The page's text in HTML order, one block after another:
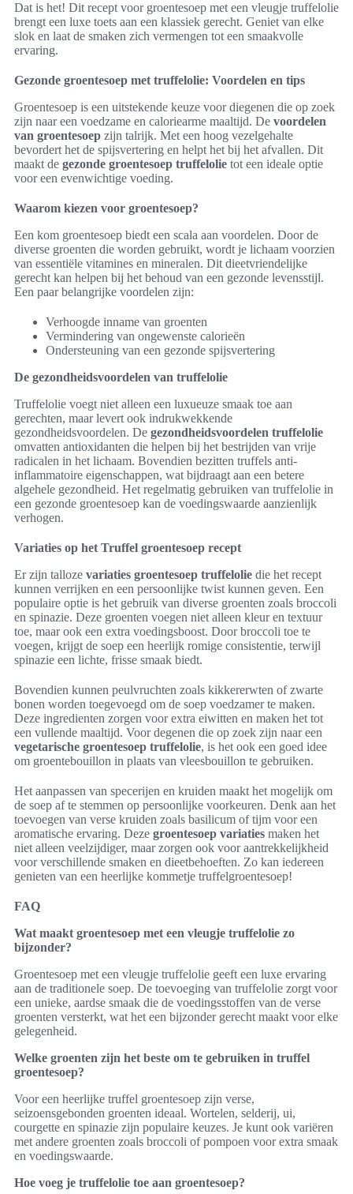
Dat is het! Dit recept voor groentesoep met een vleugje truffelolie
brengt een luxe toets aan een klassiek gerecht. Geniet van elke
slok en laat de smaken zich vermengen tot een smaakvolle
ervaring.
Gezonde groentesoep met truffelolie: Voordelen en tips
Groentesoep is een uitstekende keuze voor diegenen die op zoek
zijn naar een voedzame en caloriearme maaltijd. De voordelen
van groentesoep zijn talrijk. Met een hoog vezelgehalte
bevordert het de spijsvertering en helpt het bij het afvallen. Dit
maakt de gezonde groentesoep truffelolie tot een ideale optie
voor een evenwichtige voeding.
Waarom kiezen voor groentesoep?
Een kom groentesoep biedt een scala aan voordelen. Door de
diverse groenten die worden gebruikt, wordt je lichaam voorzien
van essentiële vitamines en mineralen. Dit dieetvriendelijke
gerecht kan helpen bij het behoud van een gezonde levensstijl.
Een paar belangrijke voordelen zijn:
Verhoogde inname van groenten
Vermindering van ongewenste calorieën
Ondersteuning van een gezonde spijsvertering
De gezondheidsvoordelen van truffelolie
Truffelolie voegt niet alleen een luxueuze smaak toe aan
gerechten, maar levert ook indrukwekkende
gezondheidsvoordelen. De gezondheidsvoordelen truffelolie
omvatten antioxidanten die helpen bij het bestrijden van vrije
radicalen in het lichaam. Bovendien bezitten truffels anti-
inflammatoire eigenschappen, wat bijdraagt aan een betere
algehele gezondheid. Het regelmatig gebruiken van truffelolie in
een gezonde groentesoep kan de voedingswaarde aanzienlijk
verhogen.
Variaties op het Truffel groentesoep recept
Er zijn talloze variaties groentesoep truffelolie die het recept
kunnen verrijken en een persoonlijke twist kunnen geven. Een
populaire optie is het gebruik van diverse groenten zoals broccoli
en spinazie. Deze groenten voegen niet alleen kleur en textuur
toe, maar ook een extra voedingsboost. Door broccoli toe te
voegen, krijgt de soep een heerlijk romige consistentie, terwijl
spinazie een lichte, frisse smaak biedt.
Bovendien kunnen peulvruchten zoals kikkererwten of zwarte
bonen worden toegevoegd om de soep voedzamer te maken.
Deze ingredienten zorgen voor extra eiwitten en maken het tot
een vullende maaltijd. Voor degenen die op zoek zijn naar een
vegetarische groentesoep truffelolie, is het ook een goed idee
om groentebouillon in plaats van vleesbouillon te gebruiken.
Het aanpassen van specerijen en kruiden maakt het mogelijk om
de soep af te stemmen op persoonlijke voorkeuren. Denk aan het
toevoegen van verse kruiden zoals basilicum of tijm voor een
aromatische ervaring. Deze groentesoep variaties maken het
niet alleen veelzijdiger, maar zorgen ook voor aantrekkelijkheid
voor verschillende smaken en dieetbehoeften. Zo kan iedereen
genieten van een heerlijke kommetje truffelgroentesoep!
FAQ
Wat maakt groentesoep met een vleugje truffelolie zo
bijzonder?
Groentesoep met een vleugje truffelolie geeft een luxe ervaring
aan de traditionele soep. De toevoeging van truffelolie zorgt voor
een unieke, aardse smaak die de voedingsstoffen van de verse
groenten versterkt, wat het een bijzonder gerecht maakt voor elke
gelegenheid.
Welke groenten zijn het beste om te gebruiken in truffel
groentesoep?
Voor een heerlijke truffel groentesoep zijn verse,
seizoensgebonden groenten ideaal. Wortelen, selderij, ui,
courgette en spinazie zijn populaire keuzes. Je kunt ook variëren
met andere groenten zoals broccoli of pompoen voor extra smaak
en voedingswaarde.
Hoe voeg je truffelolie toe aan groentesoep?